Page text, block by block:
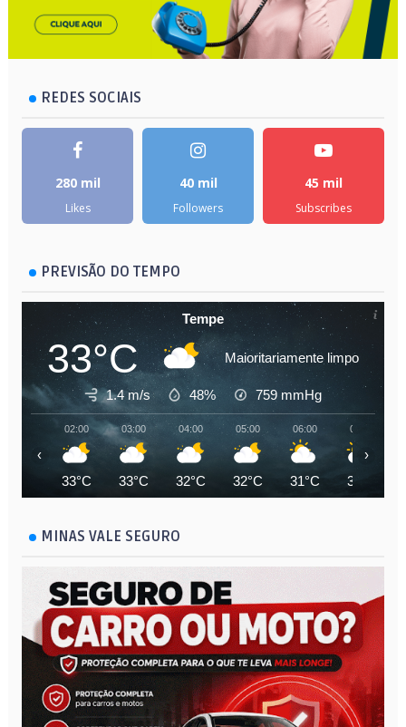
REDES SOCIAIS
280 mil
Likes
40 mil
Followers
45 mil
Subscribes
PREVISÃO DO TEMPO
Tempe
33°C Maioritariamente limpo
1.4 m/s 48% 759 mmHg
02:00
33°C
03:00
33°C
04:00
32°C
05:00
32°C
06:00
31°C
07:00
32°C
‹ ›
MINAS VALE SEGURO